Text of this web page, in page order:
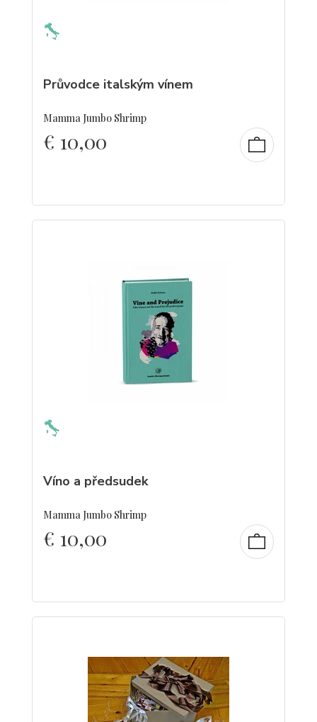
Průvodce italským vínem
Mamma Jumbo Shrimp
€ 10,00
Víno a předsudek
Mamma Jumbo Shrimp
€ 10,00